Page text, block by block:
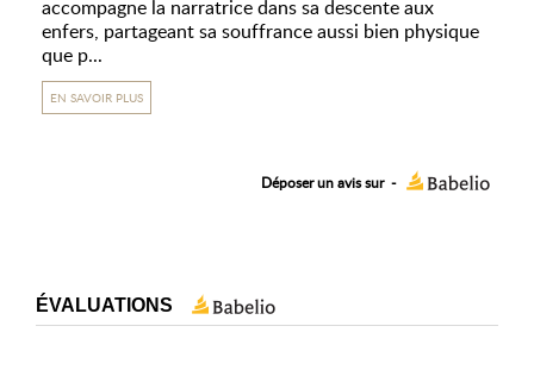
accompagne la narratrice dans sa descente aux
enfers, partageant sa souffrance aussi bien physique
que p...
EN SAVOIR PLUS
Déposer un avis sur -
ÉVALUATIONS